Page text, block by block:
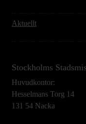
Aktuellt
Stockholms
Huvudkontor:
Hesselmans Torg 14
131 54 Nacka